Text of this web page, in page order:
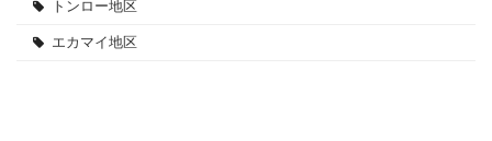
トンロー地区
エカマイ地区